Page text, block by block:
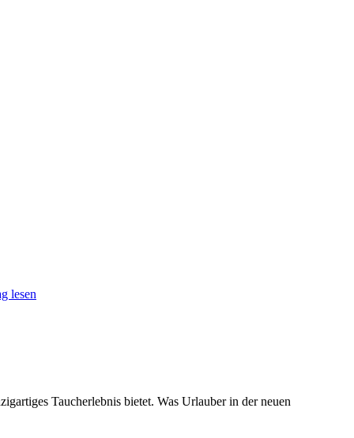
lesen
Taucherlebnis bietet. Was Urlauber in der neuen